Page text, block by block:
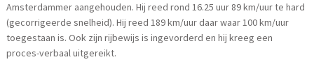
Amsterdammer aangehouden. Hij reed rond 16.25 uur 89 km/uur te hard
(gecorrigeerde snelheid). Hij reed 189 km/uur daar waar 100 km/uur
toegestaan is. Ook zijn rijbewijs is ingevorderd en hij kreeg een
proces-verbaal uitgereikt.